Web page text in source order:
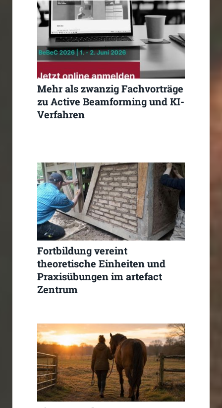
Mehr als zwanzig Fachvorträge
zu Active Beamforming und KI-
Verfahren
Fortbildung vereint
theoretische Einheiten und
Praxisübungen im artefact
Zentrum